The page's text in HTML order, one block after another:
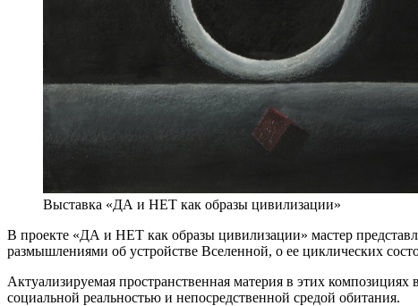
Выставка «ДА и НЕТ как образы цивилизации»
В проекте «ДА и НЕТ как образы цивилизации» мастер
размышлениями об устройстве Вселенной, о ее циклических
Актуализируемая пространственная материя в этих
социальной реальностью и непосредственной средой обитания.